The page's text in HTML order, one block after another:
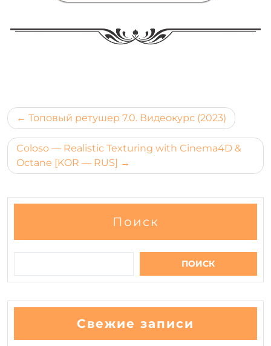
Навигация
по
записям
Топовый ретушер 7.0. Видеокурс (2023)
Coloso — Realistic Texturing with Cinema4D &
Octane [KOR — RUS]
Поиск
ПОИСК
Свежие записи